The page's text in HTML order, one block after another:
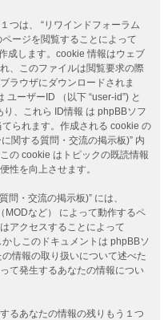
つは、 “リワインドフォーラム
ージを閲覧することによって
成します。cookie 情報はウェブ
、このファイルは閲覧要求の際
ラウザにダウンロードされま
ーザーID （以下 “user-id”) と
り、これら ID情報 は phpBBソフ
られます。作成される cookie の
関する質問・交流の掲示板)” 内
の cookie はトピックの既読情報
性を向上させます。
問・交流の掲示板)” には、
MODなど） によって動作するペ
アクセスすることによって
しこのドキュメントは phpBBソ
情報の取り扱いについて述べた
て発生するあなたの情報につい
るあなたの情報の残りもう１つ